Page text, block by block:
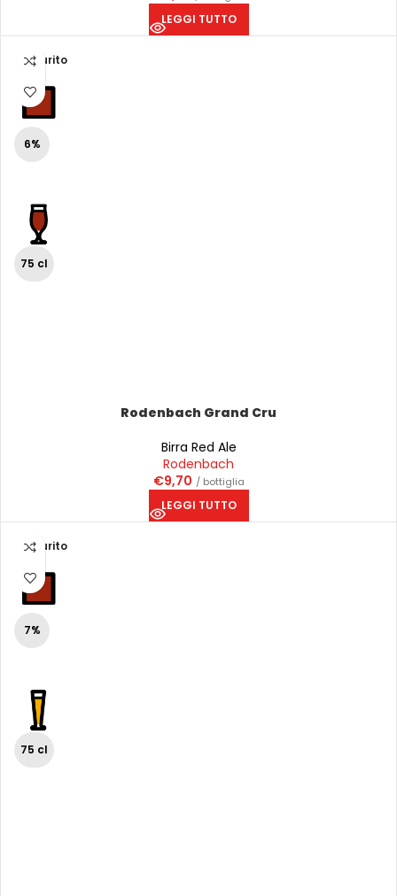
LEGGI TUTTO
Esaurito
6%
75 cl
Rodenbach Grand Cru
Birra Red Ale
Rodenbach
€9,70 / bottiglia
LEGGI TUTTO
Esaurito
7%
75 cl